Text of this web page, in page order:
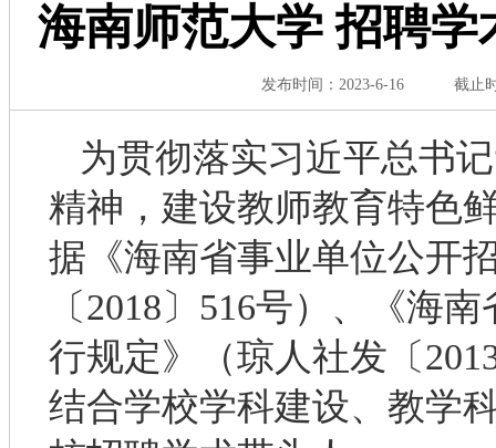
海南师范大学 招聘
发布时间： 2023-6-16 截止
为贯彻落实习近平总书
精神，建设教师教育特色
据《海南省事业单位公开
〔2018〕516号）、《海
行规定》（琼人社发〔
结合学校学科建设、教学